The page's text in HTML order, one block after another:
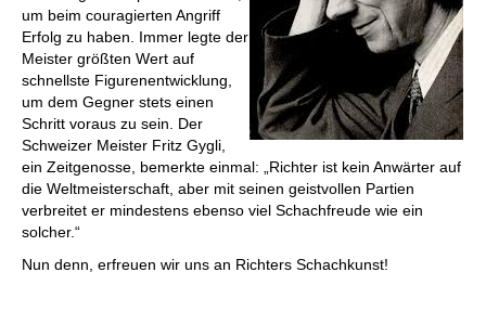
um beim couragierten Angriff
Erfolg zu haben. Immer legte der
Meister größten Wert auf
schnellste Figurenentwicklung,
um dem Gegner stets einen
Schritt voraus zu sein. Der
Schweizer Meister Fritz Gygli,
ein Zeitgenosse, bemerkte einmal: „Richter ist kein Anwärter auf
die Weltmeisterschaft, aber mit seinen geistvollen Partien
verbreitet er mindestens ebenso viel Schachfreude wie ein
solcher.“
Nun denn, erfreuen wir uns an Richters Schachkunst!